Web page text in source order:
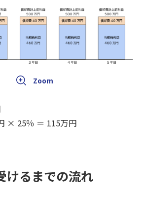
× 25％ ＝ 115万円
けるまでの流れ